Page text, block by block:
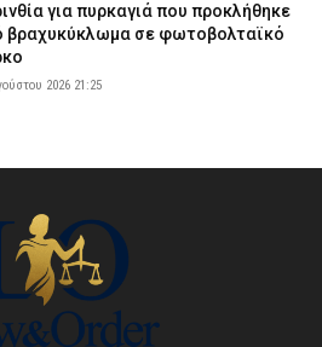
για πυρκαγιά που προκλήθηκε
βραχυκύκλωμα σε φωτοβολταϊκό
2026 21:25